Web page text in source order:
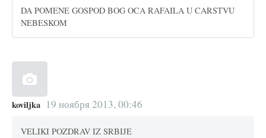
DA POMENE GOSPOD BOG OCA RAFAILA U CARSTVU
NEBESKOM
koviljka 19 ноября 2013, 00:46
VELIKI POZDRAV IZ SRBIJE